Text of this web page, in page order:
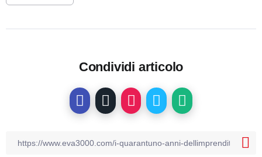
Condividi articolo